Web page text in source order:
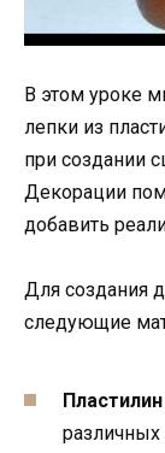
В этом уроке
лепки из
при создании
Декорации
добавить
Для создания
следующие
различных